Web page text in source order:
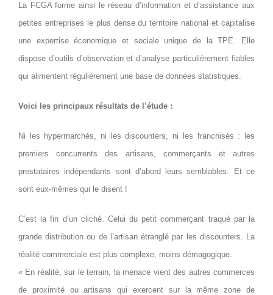
La FCGA forme ainsi le réseau d’information et d’assistance aux
petites entreprises le plus dense du territoire national et capitalise
une expertise économique et sociale unique de la TPE. Elle
dispose d’outils d’observation et d’analyse particulièrement fiables
qui alimentent régulièrement une base de données statistiques.
Voici les principaux résultats de l’étude :
Ni les hypermarchés, ni les discounters, ni les franchisés : les
premiers concurrents des artisans, commerçants et autres
prestataires indépendants sont d’abord leurs semblables. Et ce
sont eux-mêmes qui le disent !
C’est la fin d’un cliché. Celui du petit commerçant traqué par la
grande distribution ou de l’artisan étranglé par les discounters. La
réalité commerciale est plus complexe, moins démagogique.
« En réalité, sur le terrain, la menace vient des autres commerces
de proximité ou artisans qui exercent sur la même zone de